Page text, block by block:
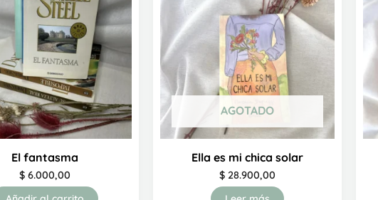
El fantasma
$6.000,00
AGOTADO
Ella es mi chica solar
$ 28.900,00